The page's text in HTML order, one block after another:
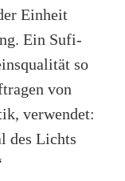
Einheit
Ein Sufi-
so
von
verwendet:
des Lichts